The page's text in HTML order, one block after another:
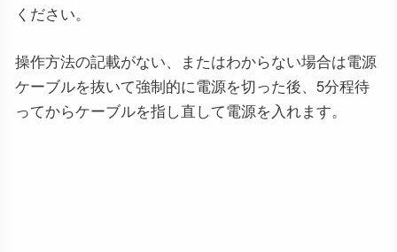
ください。
操作方法の記載がない、またはわからない場合は電源
ケーブルを抜いて強制的に電源を切った後、5分程待
ってからケーブルを指し直して電源を入れます。